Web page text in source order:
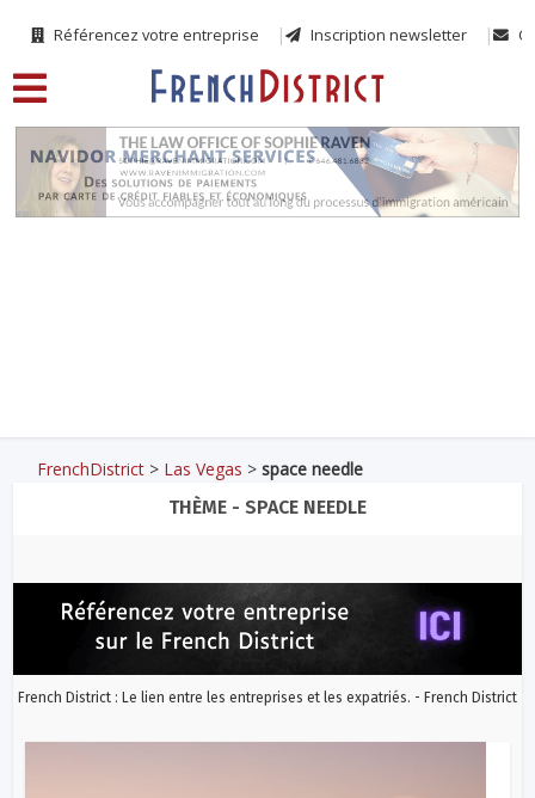
Référencez votre entreprise Inscription newsletter
FrenchDistrict > Las Vegas >space needle
THÈME - SPACE NEEDLE
French District : Le lien entre les entreprises et les expatriés. - French District